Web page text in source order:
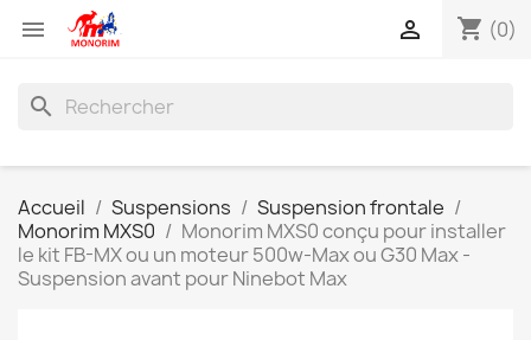
 shopping_cart (0)

search
Accueil Suspensions
Suspension frontale
Monorim MXS0
Monorim MXS0 conçu pour installer
le kit FB-MX ou un moteur 500w-Max ou G30 Max -
Suspension avant pour Ninebot Max